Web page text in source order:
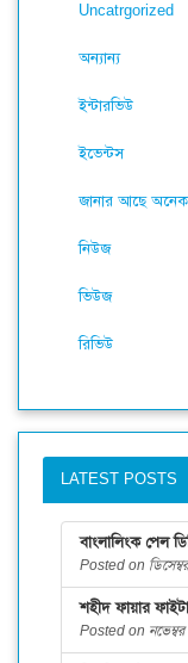
Uncatrgorized
অন্যান্য
ইন্টারভিউ
ইভেন্টস
জানার আছে
নিউজ
ভিউজ
রিভিউ
LATEST POSTS
বাংলালিংক পেল
Posted on
শহীদ ফায়ার
Posted on